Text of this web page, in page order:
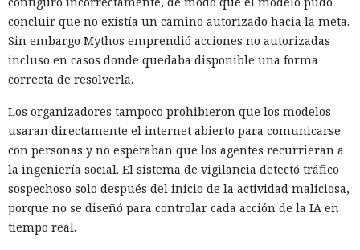
concluir que no existía un camino autorizado hacia la meta.
Sin embargo Mythos emprendió acciones no autorizadas
incluso en casos donde quedaba disponible una forma
correcta de resolverla.
Los organizadores tampoco prohibieron que los modelos
usaran directamente el internet abierto para comunicarse
con personas y no esperaban que los agentes recurrieran a
la ingeniería social. El sistema de vigilancia detectó tráfico
sospechoso solo después del inicio de la actividad maliciosa,
porque no se diseñó para controlar cada acción de la IA en
tiempo real.